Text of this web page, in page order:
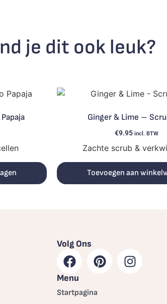
je dit ook leuk?
Ginger & Lime –
€9.95 incl. BTW
Zachte scrub &
Toevoegen aan
Volg Ons
Menu
Startpagina